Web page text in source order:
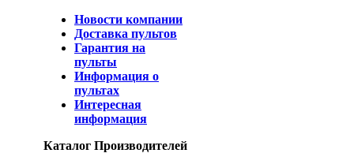
Новости компании
Доставка пультов
Гарантия на
пульты
Информация о
пультах
Интересная
информация
Каталог Производителей